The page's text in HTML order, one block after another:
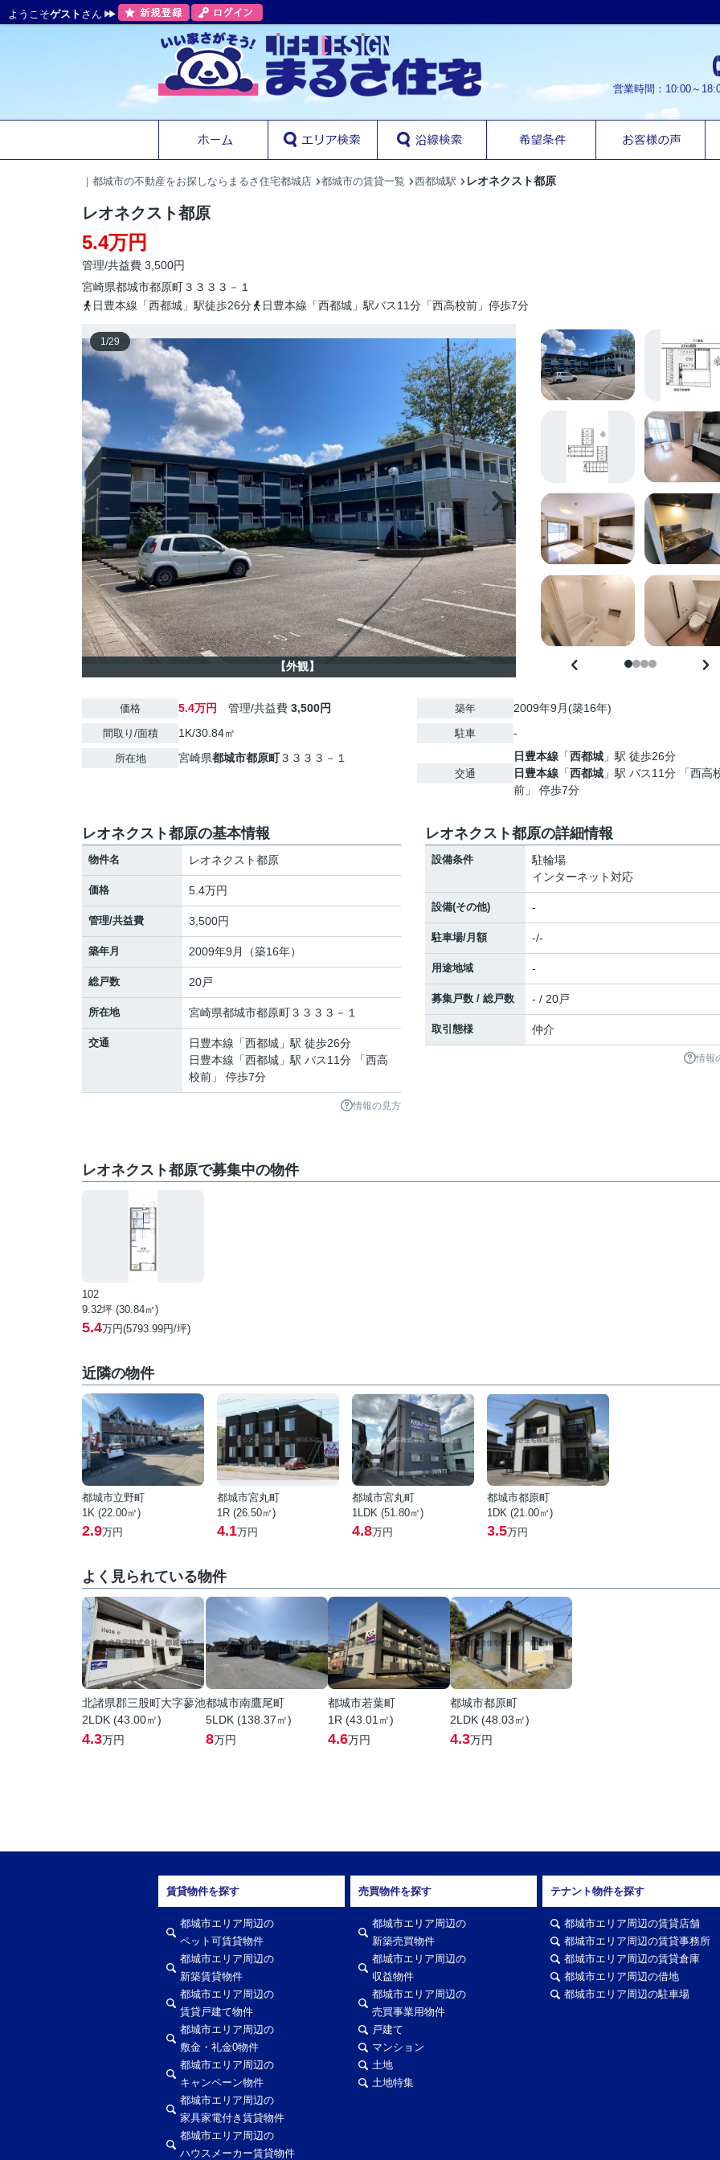
ようこそゲスト さん
営業時間：10:00～
｜都城市の不動産をお探しならまるさ住宅都城店 都城市の賃貸一覧 西都城駅 レオネクスト都原
レオネクスト都原
5.4万円
管理/共益費 3,500円
宮崎県都城市都原町３３３３－１
日豊本線「西都城」駅徒歩26分
日豊本線「西都城」駅バス11分「西高校前」停歩7分
1/29
【外観】
価格 5.4万円 管理/共益費 3,500円
間取り/面積 1K/30.84㎡
所在地 宮崎県都城市都原町３３３３－１
築年 2009年9月(築16年)
駐車 -
交通
日豊本線 「西都城 」駅 徒歩26分
日豊本線 「西都城 」駅 バス11分 「西高
前」 停歩7分
レオネクスト都原の基本情報
物件名 レオネクスト都原
価格 5.4万円
管理/共益費 3,500円
築年月 2009年9月（築16年）
総戸数 20戸
所在地 宮崎県都城市都原町３３３３－１
交通 日豊本線 「西都城 」駅 徒歩26分
日豊本線 「西都城 」駅 バス11分 「西高
校前」 停歩7分
情報の見方
レオネクスト都原の詳細情報
設備条件
駐輪場
インターネット対応
設備(その他) -
駐車場/月額 -/-
用途地域 -
募集戸数 / 総戸数 - / 20戸
取引態様 仲介
情報
レオネクスト都原で募集中の物件
102
9.32坪 (30.84㎡)
5.4万円(5793.99円/坪)
近隣の物件
都城市立野町
1K (22.00㎡)
2.9万円
都城市宮丸町
1R (26.50㎡)
4.1万円
都城市宮丸町
1LDK (51.80㎡)
4.8万円
都城市都原町
1DK (21.00㎡)
3.5万円
よく見られている物件
北諸県郡三股町大字蓼池
2LDK (43.00㎡)
4.3万円
都城市南鷹尾町
5LDK (138.37㎡)
8万円
都城市若葉町
1R (43.01㎡)
4.6万円
都城市都原町
2LDK (48.03㎡)
4.3万円
賃貸物件を探す
都城市エリア周辺の
ペット可賃貸物件
都城市エリア周辺の
新築賃貸物件
都城市エリア周辺の
賃貸戸建て物件
都城市エリア周辺の
敷金・礼金0物件
都城市エリア周辺の
キャンペーン物件
都城市エリア周辺の
家具家電付き賃貸物件
都城市エリア周辺の
ハウスメーカー賃貸物件
売買物件を探す
都城市エリア周辺の
新築売買物件
都城市エリア周辺の
収益物件
都城市エリア周辺の
売買事業用物件
戸建て
マンション
土地
土地特集
テナント物件を探す
都城市エリア周辺の賃貸店舗
都城市エリア周辺の賃貸事務所
都城市エリア周辺の賃貸倉庫
都城市エリア周辺の借地
都城市エリア周辺の駐車場